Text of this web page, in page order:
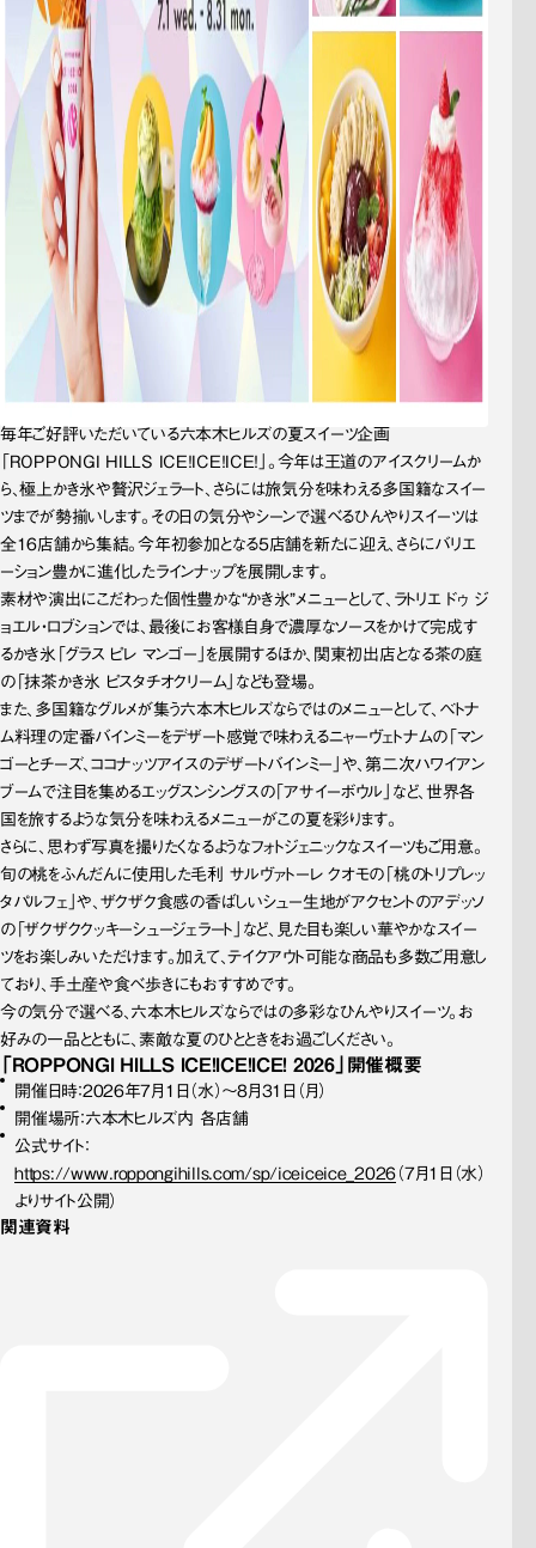
毎年ご好評いただいている六本木ヒルズの夏スイーツ企画
「ROPPONGI HILLS ICE！ICE！ICE！」。今年は王道のアイスクリームか
ら、極上かき氷や贅沢ジェラート、さらには旅気分を味わえる多国籍なスイー
ツまでが勢揃いします。その日の気分やシーンで選べるひんやりスイーツは
全16店舗から集結。今年初参加となる5店舗を新たに迎え、さらにバリエ
ーション豊かに進化したラインナップを展開します。
素材や演出にこだわった個性豊かな“かき氷”メニューとして、ラトリエ ドゥ ジ
ョエル・ロブションでは、最後にお客様自身で濃厚なソースをかけて完成す
るかき氷「グラス ピレ マンゴー」を展開するほか、関東初出店となる茶の庭
の「抹茶かき氷 ピスタチオクリーム」なども登場。
また、多国籍なグルメが集う六本木ヒルズならではのメニューとして、ベトナ
ム料理の定番バインミーをデザート感覚で味わえるニャーヴェトナムの「マン
ゴーとチーズ、ココナッツアイスのデザートバインミー」や、第二次ハワイアン
ブームで注目を集めるエッグスンシングスの「アサイーボウル」など、世界各
国を旅するような気分を味わえるメニューがこの夏を彩ります。
さらに、思わず写真を撮りたくなるようなフォトジェニックなスイーツもご用意。
旬の桃をふんだんに使用した毛利 サルヴァトーレ クオモの「桃のトリプレッ
タパルフェ」や、ザクザク食感の香ばしいシュー生地がアクセントのアデッソ
の「ザクザククッキーシュージェラート」など、見た目も楽しい華やかなスイー
ツをお楽しみいただけます。加えて、テイクアウト可能な商品も多数ご用意し
ており、手土産や食べ歩きにもおすすめです。
今の気分で選べる、六本木ヒルズならではの多彩なひんやりスイーツ。お
好みの一品とともに、素敵な夏のひとときをお過ごしください。
「ROPPONGI HILLS ICE！ICE！ICE！ 2026」 開催概要
開催日時：2026年7月1日（水）～8月31日（月）
開催場所：六本木ヒルズ内 各店舗
公式サイト：
https://www.roppongihills.com/sp/iceiceice_2026 （7月1日（水）
よりサイト公開）
関連資料